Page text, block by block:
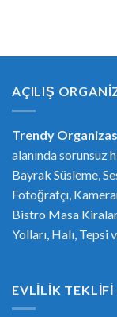
AÇILIŞ
Trendy
alanında sorunsuz
Bayrak Süsleme,
Fotoğrafçı,
Bistro Masa
Yolları, Halı,
EVLILIK